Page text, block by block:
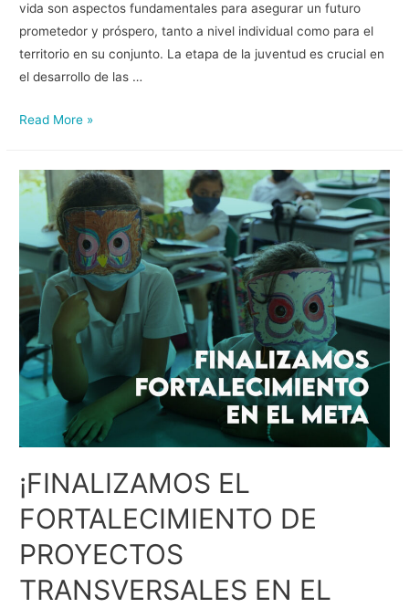
vida son aspectos fundamentales para asegurar un futuro
prometedor y próspero, tanto a nivel individual como para el
territorio en su conjunto. La etapa de la juventud es crucial en
el desarrollo de las …
Read More »
¡FINALIZAMOS EL
FORTALECIMIENTO DE
PROYECTOS
TRANSVERSALES EN EL